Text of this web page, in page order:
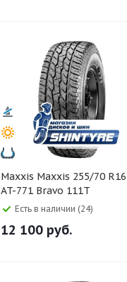
Maxxis Maxxis 255/70 R16
AT-771 Bravo 111T
Есть в наличии (24)
12 100 руб.